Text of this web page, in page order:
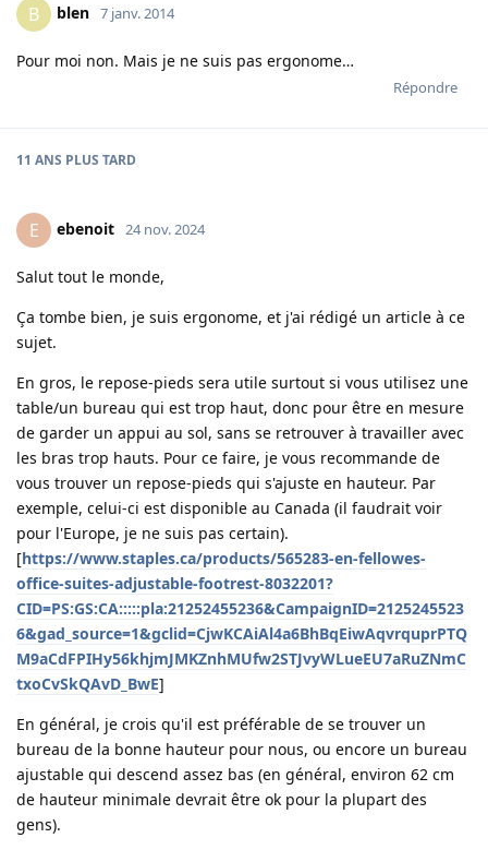
B blen 7 janv. 2014
Pour moi non. Mais je ne suis pas ergonome…
Répondre
11 ANS PLUS TARD
E ebenoit 24 nov. 2024
Salut tout le monde,
Ça tombe bien, je suis ergonome, et j'ai rédigé un article à ce
sujet.
En gros, le repose-pieds sera utile surtout si vous utilisez une
table/un bureau qui est trop haut, donc pour être en mesure
de garder un appui au sol, sans se retrouver à travailler avec
les bras trop hauts. Pour ce faire, je vous recommande de
vous trouver un repose-pieds qui s'ajuste en hauteur. Par
exemple, celui-ci est disponible au Canada (il faudrait voir
pour l'Europe, je ne suis pas certain).
[https://www.staples.ca/products/565283-en-fellowes-
office-suites-adjustable-footrest-8032201?
CID=PS:GS:CA:::::pla:21252455236&CampaignID=2125245523
6&gad_source=1&gclid=CjwKCAiAl4a6BhBqEiwAqvrquprPTQ
M9aCdFPIHy56khjmJMKZnhMUfw2STJvyWLueEU7aRuZNmC
txoCvSkQAvD_BwE]
En général, je crois qu'il est préférable de se trouver un
bureau de la bonne hauteur pour nous, ou encore un bureau
ajustable qui descend assez bas (en général, environ 62 cm
de hauteur minimale devrait être ok pour la plupart des
gens).